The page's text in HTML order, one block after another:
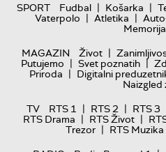
SPORT
Fudbal | Košarka |
Vaterpolo | Atletika |
MAGAZIN
Život |
Putujemo | Svet poznatih |
Priroda | Digitalni
Naizgled
TV
RTS 1 | RTS 2 | RTS 3
RTS Drama | RTS Život |
Trezor | RTS Muzika